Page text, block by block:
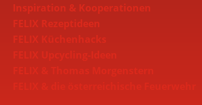
Inspiration & Kooperationen
FELIX Rezeptideen
FELIX Küchenhacks
FELIX Upcycling-Ideen